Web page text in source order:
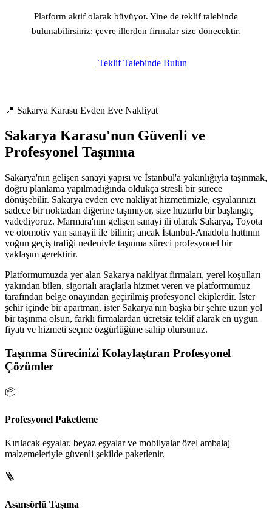
Platform aktif olarak büyüyor. Yine de teklif talebinde
bulunabilirsiniz; çevre illerden firmalar size dönecektir.
Teklif Talebinde Bulun
📍 Sakarya Karasu Evden Eve Nakliyat
Sakarya Karasu'nun Güvenli ve
Profesyonel Taşınma
Sakarya'nın gelişen sanayi yapısı ve İstanbul'a yakınlığıyla taşınmak,
doğru planlama yapılmadığında oldukça stresli bir sürece
dönüşebilir. Sakarya evden eve nakliyat hizmetimizle, eşyalarınızı
sadece bir noktadan diğerine taşımıyor, size huzurlu bir başlangıç
vadediyoruz. Marmara'nın gelişen sanayi ili olarak Sakarya, Toyota
ve otomotiv yan sanayii ile bilinir; ancak İstanbul-Anadolu hattının
yoğun geçiş trafiği nedeniyle taşınma süreci profesyonel bir
yaklaşım gerektirir.
Platformumuzda yer alan Sakarya nakliyat firmaları, yerel koşulları
yakından bilen, sigortalı araçlarla hizmet veren ve platformumuz
tarafından belge onayından geçirilmiş profesyonel ekiplerdir. İster
şehir içinde bir apartman, ister Sakarya'nın başka bir şehre uzun yol
bir taşınma olsun, farklı firmalardan ücretsiz teklif alarak en uygun
fiyatı ve hizmeti seçme özgürlüğüne sahip olursunuz.
Taşınma Sürecinizi Kolaylaştıran Profesyonel
Çözümler
📦
Profesyonel Paketleme
Kırılacak eşyalar, beyaz eşyalar ve mobilyalar özel ambalaj
malzemeleriyle güvenli şekilde paketlenir.
🪜
Asansörlü Taşıma